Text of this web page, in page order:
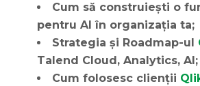
Cum să construiești o
pentru AI în organizația ta;
Strategia și Roadmap-ul
Talend Cloud , Analytics, AI;
Cum folosesc clienții